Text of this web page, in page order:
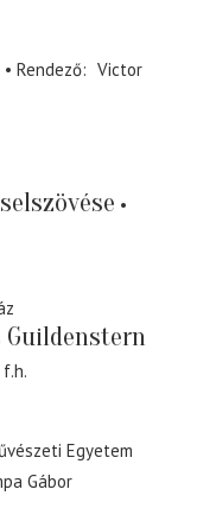
Rendező
Victor
Guildenstern
f.h.
Egyetem
Gábor